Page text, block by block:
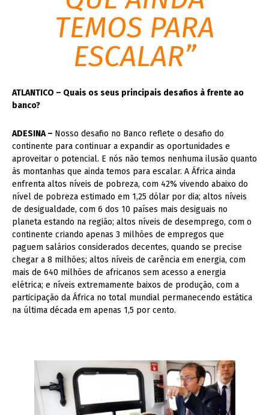
TEMOS PARA
ESCALAR”
ATLANTICO – Quais os seus principais desafios à frente ao
banco?
ADESINA – Nosso desafio no Banco reflete o desafio do
continente para continuar a expandir as oportunidades e
aproveitar o potencial. E nós não temos nenhuma ilusão quanto
às montanhas que ainda temos para escalar. A África ainda
enfrenta altos níveis de pobreza, com 42% vivendo abaixo do
nível de pobreza estimado em 1,25 dólar por dia; altos níveis
de desigualdade, com 6 dos 10 países mais desiguais no
planeta estando na região; altos níveis de desemprego, com o
continente criando apenas 3 milhões de empregos que
paguem salários considerados decentes, quando se precise
chegar a 8 milhões; altos níveis de carência em energia, com
mais de 640 milhões de africanos sem acesso a energia
elétrica; e níveis extremamente baixos de produção, com a
participação da África no total mundial permanecendo estática
na última década em apenas 1,5 por cento.